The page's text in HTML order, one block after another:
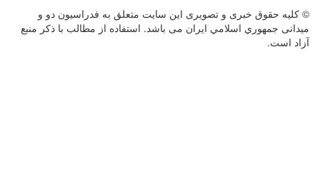
© کليه حقوق خبری و تصويری اين سايت متعلق به فدراسيون دو و
میدانی جمهوري اسلامي ايران می باشد. استفاده از مطالب با ذكر منبع
آزاد است.